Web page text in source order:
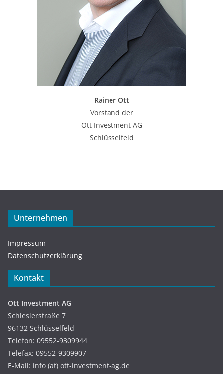
Rainer Ott
Vorstand der
Ott Investment AG
Schlüsselfeld
Unternehmen
Impressum
Datenschutzerklärung
Kontakt
Ott Investment AG
Schlesierstraße 7
96132 Schlüsselfeld
Telefon: 09552-9309944
Telefax: 09552-9309907
E-Mail: info (at) ott-investment-ag.de